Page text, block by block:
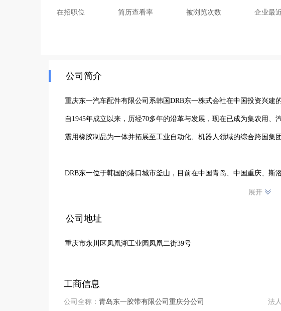
在招职位 简历查看率 被浏览次数 企业最
公司简介
重庆东一汽车配件有限公司系韩国DRB东一株式会社在中国投资兴建
自1945年成立以来，历经70多年的沿革与发展，现在已成为集农用
震用橡胶制品为一体并拓展至工业自动化、机器人领域的综合跨国集团
DRB东一位于韩国的港口城市釜山，目前在中国青岛、中国重庆、斯
基地或分支机构。公司生产的DONGIL、DRB等品牌的橡胶制品远销
重庆东一汽车配件有限公司是DRB东一在中国独资的第二主营汽车密
公司尊崇“踏实、拼搏、责任”的企业精神，并以诚信、共赢、开创经
展开
公司地址
重庆市永川区凤凰湖工业园凤凰二街39号
工商信息
公司全称： 青岛东一胶带有限公司重庆分公司
法